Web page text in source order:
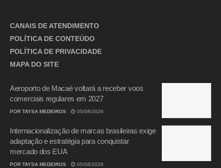
CANAIS DE ATENDIMENTO
POLÍTICA DE CONTEÚDO
POLÍTICA DE PRIVACIDADE
MAPA DO SITE
Aeroporto de Macaé voltará a receber voos
comerciais regulares em 2027
POR TAYSA MEDEIROS 05/08/2026
Internacionalização de marcas brasileiras exige
adaptação e estratégia para conquistar
mercado dos EUA
POR TAYSA MEDEIROS 05/08/2026